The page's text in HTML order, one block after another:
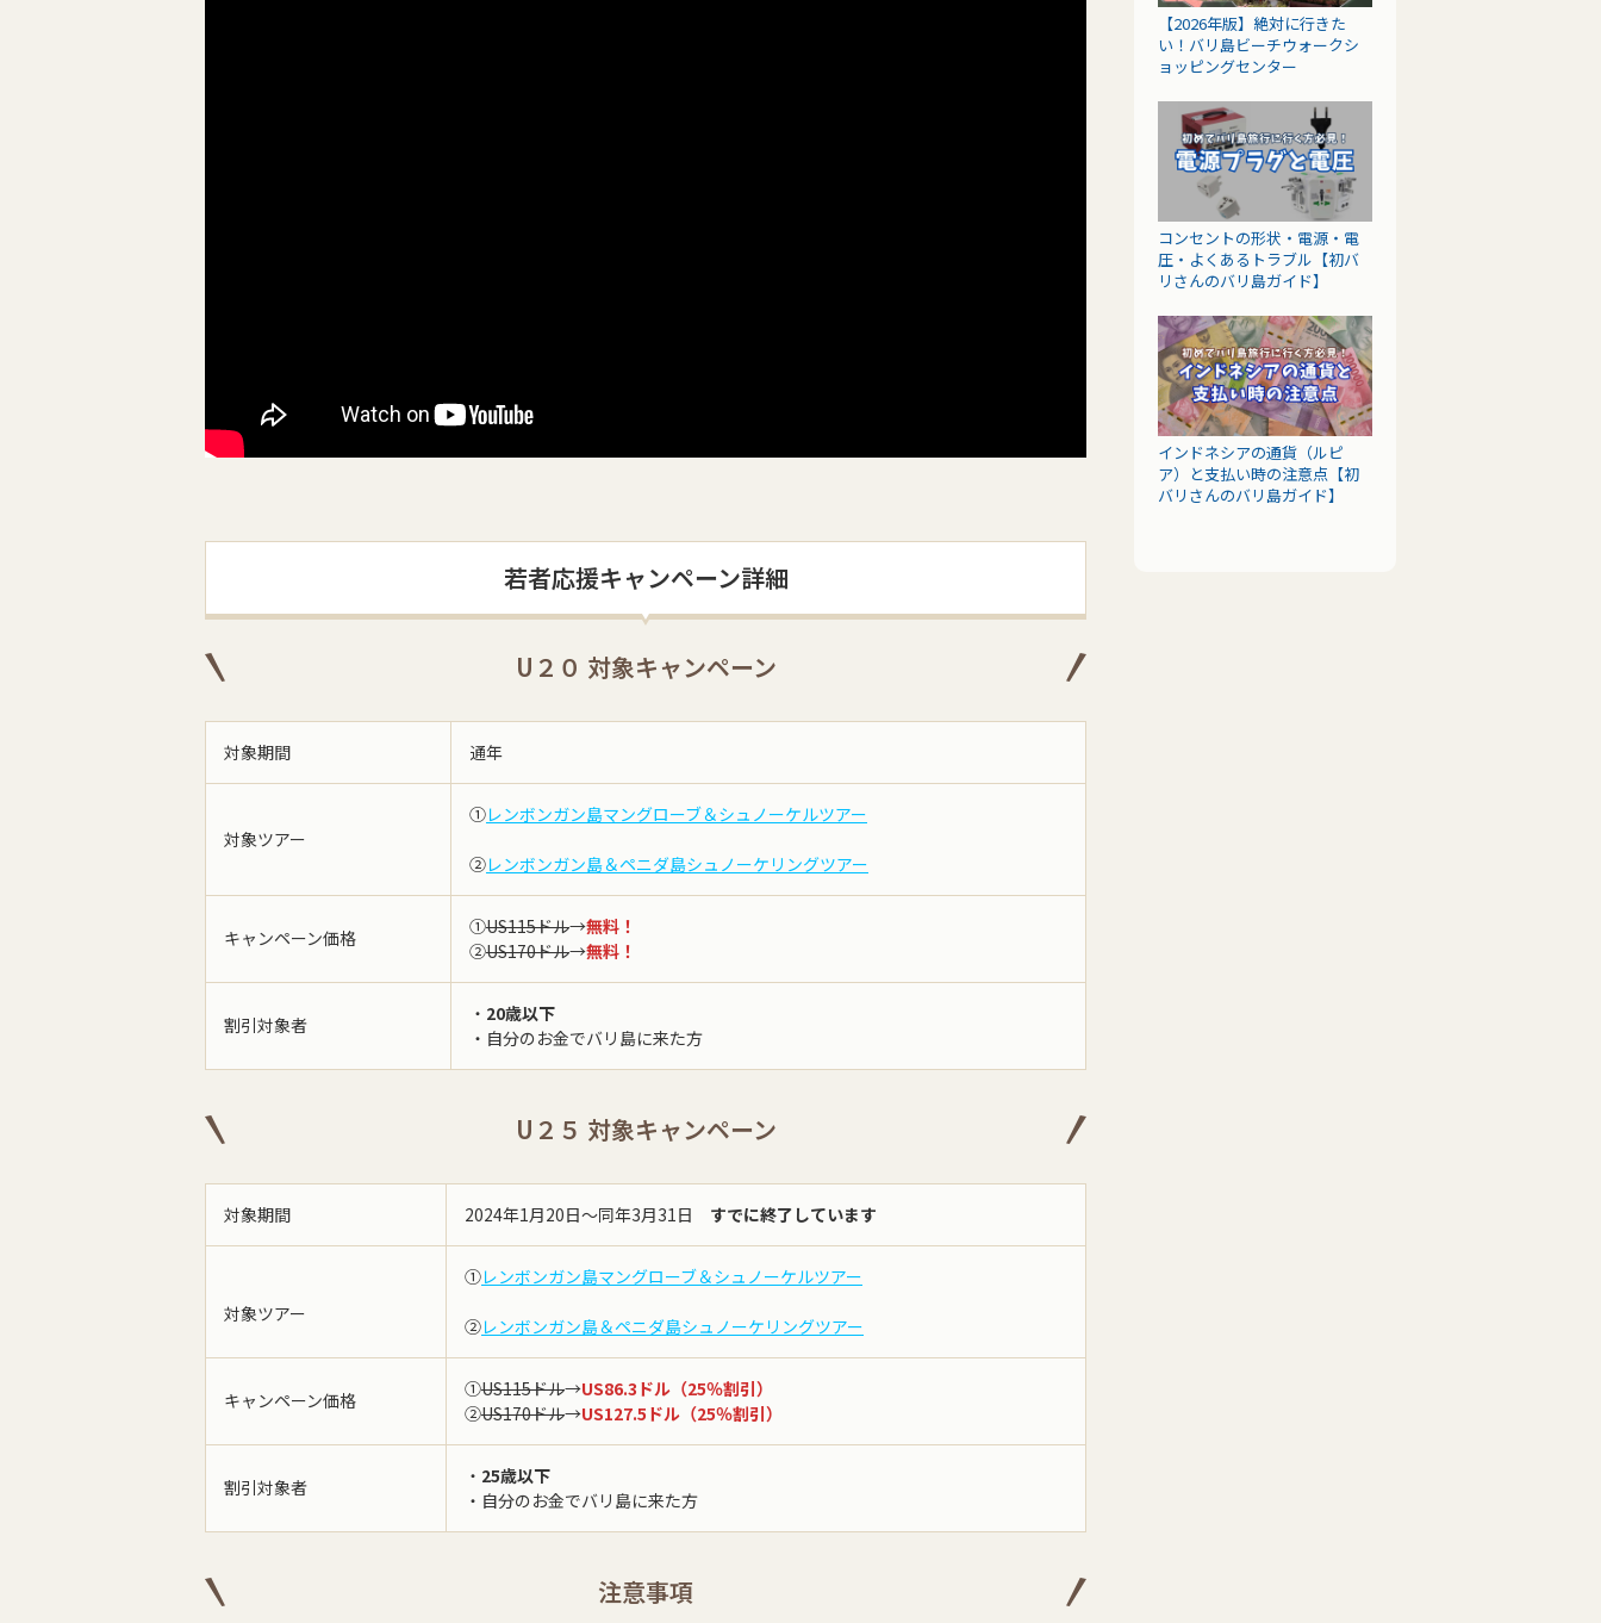
若者応援キャンペーン詳細
U２０ 対象キャンペーン
対象期間 通年
対象ツアー
①レンボンガン島マングローブ＆シュノーケルツアー
②レンボンガン島＆ペニダ島シュノーケリングツアー
キャンペーン価格 ①US115ドル→無料！
②US170ドル→無料！
割引対象者 ・ 20歳以下
・自分のお金でバリ島に来た方
U２５ 対象キャンペーン
対象期間 2024年1月20日〜同年3月31日 すでに終了しています
対象ツアー
①レンボンガン島マングローブ＆シュノーケルツアー
②レンボンガン島＆ペニダ島シュノーケリングツアー
キャンペーン価格 ①US115ドル→US86.3ドル（25％割引）
②US170ドル→US127.5ドル（25％割引）
割引対象者 ・ 25歳以下
・自分のお金でバリ島に来た方
注意事項
【2026年版】絶対に行きた
い！バリ島ビーチウォークシ
ョッピングセンター
コンセントの形状・電源・電
圧・よくあるトラブル【初バ
リさんのバリ島ガイド】
インドネシアの通貨（ルピ
ア）と支払い時の注意点【初
バリさんのバリ島ガイド】